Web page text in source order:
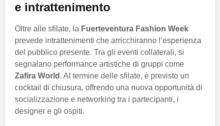
e intrattenimento
Oltre alle sfilate, la Fuerteventura Fashion Week
prevede intrattenimenti che arricchiranno l’esperienza
del pubblico presente. Tra gli eventi collaterali, si
segnalano performance artistiche di gruppi come
Zafira World . Al termine delle sfilate, è previsto un
cocktail di chiusura, offrendo una nuova opportunità di
socializzazione e networking tra i partecipanti, i
designer e gli ospiti.